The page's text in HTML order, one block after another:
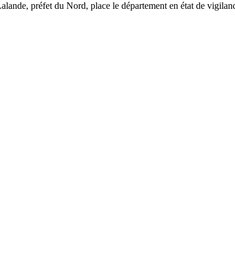
préfet du Nord, place le département en état de